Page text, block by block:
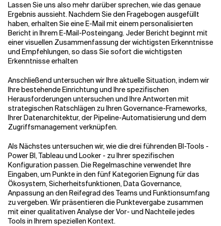
Lassen Sie uns also mehr darüber sprechen, wie das genaue
Ergebnis aussieht. Nachdem Sie den Fragebogen ausgefüllt
haben, erhalten Sie eine E-Mail mit einem personalisierten
Bericht in Ihrem E-Mail-Posteingang. Jeder Bericht beginnt mit
einer visuellen Zusammenfassung der wichtigsten Erkenntnisse
und Empfehlungen, so dass Sie sofort die wichtigsten
Erkenntnisse erhalten
Anschließend untersuchen wir Ihre aktuelle Situation, indem wir
Ihre bestehende Einrichtung und Ihre spezifischen
Herausforderungen untersuchen und Ihre Antworten mit
strategischen Ratschlägen zu Ihren Governance-Frameworks,
Ihrer Datenarchitektur, der Pipeline-Automatisierung und dem
Zugriffsmanagement verknüpfen.
Als Nächstes untersuchen wir, wie die drei führenden BI-Tools -
Power BI, Tableau und Looker - zu Ihrer spezifischen
Konfiguration passen. Die Regelmaschine verwendet Ihre
Eingaben, um Punkte in den fünf Kategorien Eignung für das
Ökosystem, Sicherheitsfunktionen, Data Governance,
Anpassung an den Reifegrad des Teams und Funktionsumfang
zu vergeben. Wir präsentieren die Punktevergabe zusammen
mit einer qualitativen Analyse der Vor- und Nachteile jedes
Tools in Ihrem speziellen Kontext.